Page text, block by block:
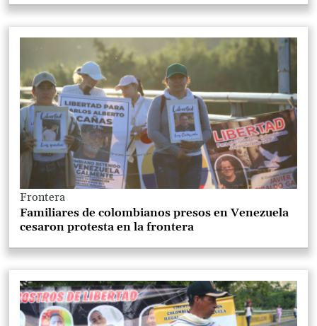
Frontera
Familiares de colombianos presos en Venezuela
cesaron protesta en la frontera